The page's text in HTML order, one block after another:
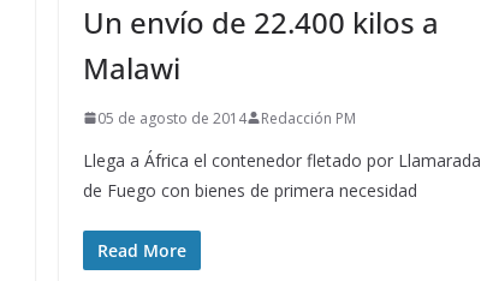
Un envío de 22.400 kilos a
Malawi
05 de agosto de 2014 Redacción PM
Llega a África el contenedor fletado por Llamarada
de Fuego con bienes de primera necesidad
Read More